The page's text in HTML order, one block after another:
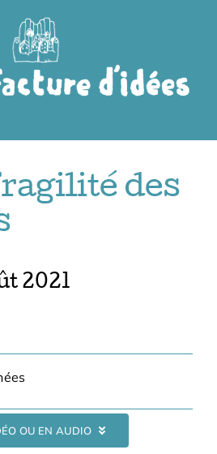
des
2021
OU EN AUDIO